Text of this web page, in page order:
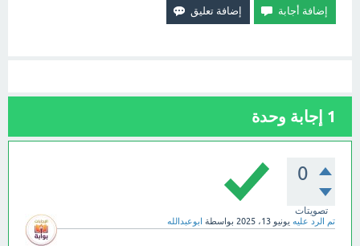
1 إجابة وحدة
0
تصويتات
تم الرد عليه يونيو 13، 2025 بواسطة ابوعبدالله